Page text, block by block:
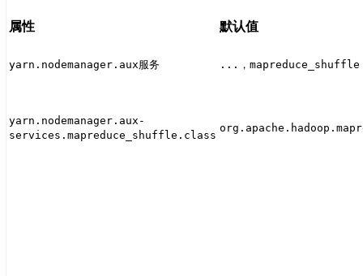
属性 默认值
yarn.nodemanager.aux服务 ...，mapreduce_shuffle
yarn.nodemanager.aux-
services.mapreduce_shuffle.class